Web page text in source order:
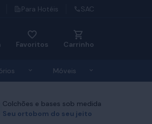
Para Hotéis SAC
Favoritos Carrinho
de TravesseirosExibir submenu de Acessórios
Móveis
Colchões e bases sob medida
Seu ortobom do seu jeito